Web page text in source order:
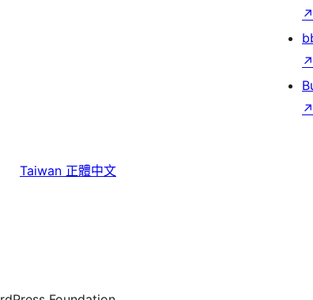
↗
↗
↗
Taiwan 正體中文